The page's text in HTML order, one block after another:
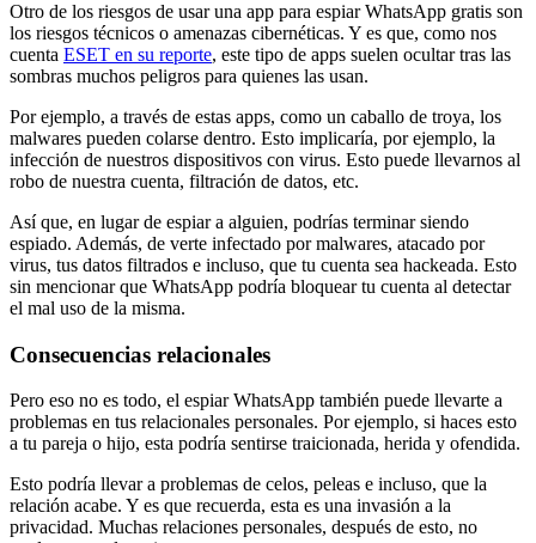
Otro de los riesgos de usar una app para espiar WhatsApp gratis son
los riesgos técnicos o amenazas cibernéticas. Y es que, como nos
cuenta ESET en su reporte, este tipo de apps suelen ocultar tras las
sombras muchos peligros para quienes las usan.
Por ejemplo, a través de estas apps, como un caballo de troya, los
malwares pueden colarse dentro. Esto implicaría, por ejemplo, la
infección de nuestros dispositivos con virus. Esto puede llevarnos al
robo de nuestra cuenta, filtración de datos, etc.
Así que, en lugar de espiar a alguien, podrías terminar siendo
espiado. Además, de verte infectado por malwares, atacado por
virus, tus datos filtrados e incluso, que tu cuenta sea hackeada. Esto
sin mencionar que WhatsApp podría bloquear tu cuenta al detectar
el mal uso de la misma.
Consecuencias relacionales
Pero eso no es todo, el espiar WhatsApp también puede llevarte a
problemas en tus relacionales personales. Por ejemplo, si haces esto
a tu pareja o hijo, esta podría sentirse traicionada, herida y ofendida.
Esto podría llevar a problemas de celos, peleas e incluso, que la
relación acabe. Y es que recuerda, esta es una invasión a la
privacidad. Muchas relaciones personales, después de esto, no